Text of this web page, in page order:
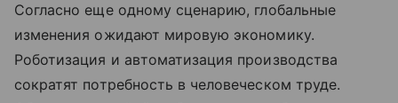
Согласно еще одному сценарию, глобальные
изменения ожидают мировую экономику.
Роботизация и автоматизация производства
сократят потребность в человеческом труде.